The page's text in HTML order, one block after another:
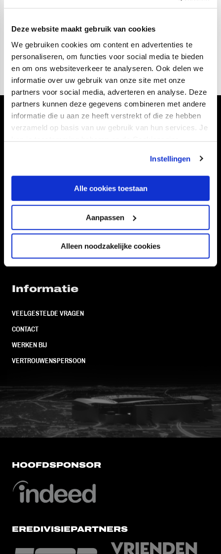
Deze website maakt gebruik van cookies
We gebruiken cookies om content en advertenties te
personaliseren, om functies voor social media te bieden
en om ons websiteverkeer te analyseren. Ook delen we
informatie over uw gebruik van onze site met onze
partners voor social media, adverteren en analyse. Deze
partners kunnen deze gegevens combineren met andere
informatie die u aan ze heeft verstrekt of die ze hebben
verzameld op basis van uw gebruik van hun services. Je
kan je toestemming beheren op de Cookiepagina.
Instellingen
Alle cookies toestaan
Aanpassen
Alleen noodzakelijke cookies
Jong AZ – Jong FC Utrecht begint vanavond op het
Via X, voorheen bekend als Twitter, doet FC Utrecht
verslagvan de verrichtingen van de beloftenploeg.
Volg ons ook via
STADION
BUSINESS
Informatie
VEELGESTELDE VRAGEN
CONTACT
WERKEN BIJ
VERTROUWENSPERSOON
FC Utrecht<br>vanuit<br>het
HOOFDSPONSOR
EREDIVISIEPARTNERS